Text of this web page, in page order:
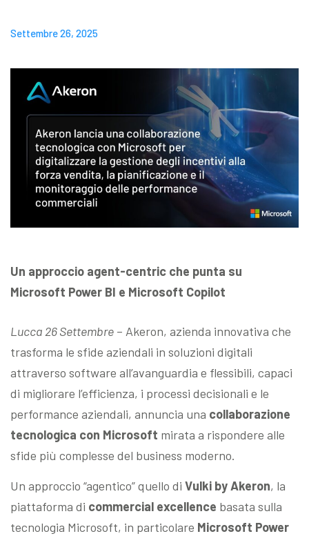
Settembre 26, 2025
Un approccio agent-centric che punta su
Microsoft Power BI e Microsoft Copilot
Lucca 26 Settembre – Akeron, azienda innovativa che
trasforma le sfide aziendali in soluzioni digitali
attraverso software all’avanguardia e flessibili, capaci
di migliorare l’efficienza, i processi decisionali e le
performance aziendali, annuncia una collaborazione
tecnologica con Microsoft mirata a rispondere alle
sfide più complesse del business moderno.
Un approccio “agentico” quello di Vulki by Akeron, la
piattaforma di commercial excellence basata sulla
tecnologia Microsoft, in particolare Microsoft Power